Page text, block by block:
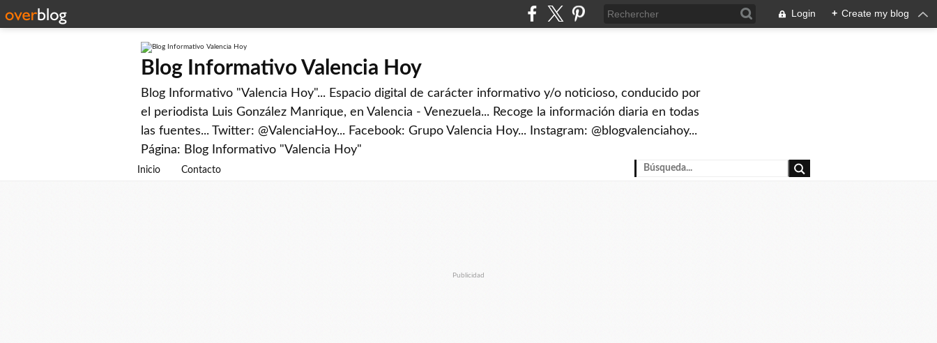
Login + Create my blog
Blog Informativo Valencia Hoy
Blog Informativo "Valencia Hoy"... Espacio digital de carácter informativo y/o noticioso, conducido por
el periodista Luis González Manrique, en Valencia - Venezuela... Recoge la información diaria en todas
las fuentes... Twitter: @ValenciaHoy... Facebook: Grupo Valencia Hoy... Instagram: @blogvalenciahoy...
Página: Blog Informativo "Valencia Hoy"
Inicio Contacto
Publicidad